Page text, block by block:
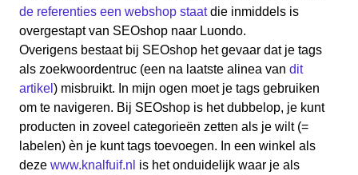
de referenties een webshop staatdie inmiddels is
overgestapt van SEOshop naar Luondo.
Overigens bestaat bij SEOshop het gevaar dat je tags
als zoekwoordentruc (een na laatste alinea van dit
artikel ) misbruikt. In mijn ogen moet je tags gebruiken
om te navigeren. Bij SEOshop is het dubbelop, je kunt
producten in zoveel categorieën zetten als je wilt (=
labelen) èn je kunt tags toevoegen. In een winkel als
deze www.knalfuif.nl is het onduidelijk waar je als